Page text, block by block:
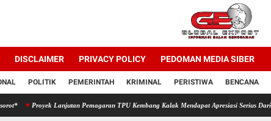
DISCLAIMER PRIVACY POLICY PEDOMAN MEDIA SIBER
POLITIK PEMERINTAH KRIMINAL PERISTIWA BENCANA
Lanjutan Pemagaran TPU Kembang Kalak Mendapat Apresiasi Serius Dari Masyarakat